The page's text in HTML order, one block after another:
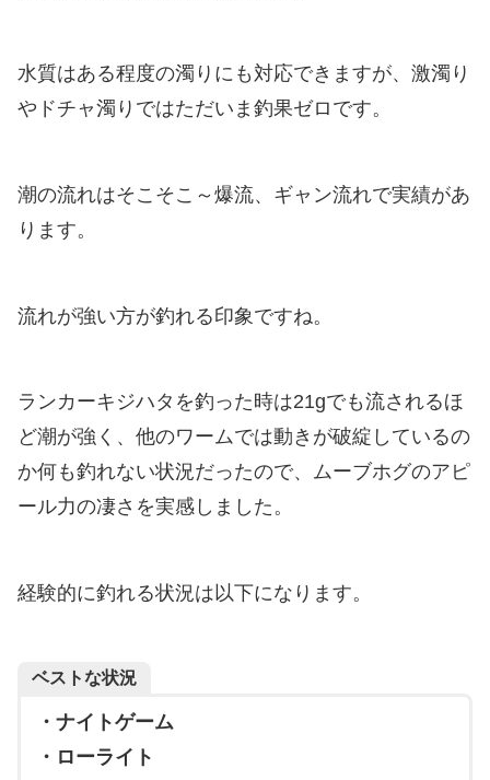
水質はある程度の濁りにも対応できますが、激濁り
やドチャ濁りではただいま釣果ゼロです。
潮の流れはそこそこ～爆流、ギャン流れで実績があ
ります。
流れが強い方が釣れる印象ですね。
ランカーキジハタを釣った時は21gでも流されるほ
ど潮が強く、他のワームでは動きが破綻しているの
か何も釣れない状況だったので、ムーブホグのアピ
ール力の凄さを実感しました。
経験的に釣れる状況は以下になります。
ベストな状況
・ナイトゲーム
・ローライト